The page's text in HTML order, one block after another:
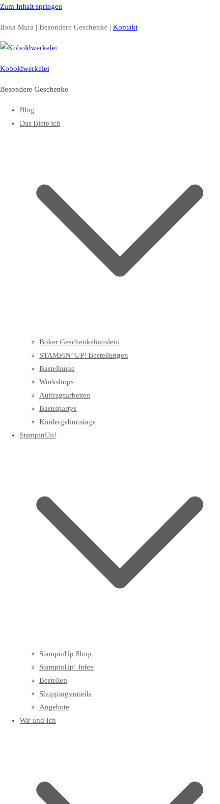
Zum Inhalt springen
Ilona Mura | Besondere Geschenke | Kontakt
Koboldwerkelei
Besondere Geschenke
Blog
Das Biete ich
Boker Geschenkehäuslein
STAMPIN’ UP! Bestellungen
Bastelkurse
Workshops
Auftragsarbeiten
Bastelpartys
Kindergeburtstage
StampinUp!
StampinUp Shop
StampinUp! Infos
Bestellen
Shoppingvorteile
Angebote
Wir und Ich